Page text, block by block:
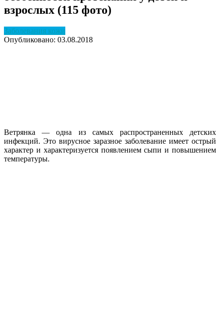
взрослых (115 фото)
Заболевания кожи
Опубликовано: 03.08.2018
Ветрянка — одна из самых распространенных детских
инфекций. Это вирусное заразное заболевание имеет острый
характер и характеризуется появлением сыпи и повышением
температуры.